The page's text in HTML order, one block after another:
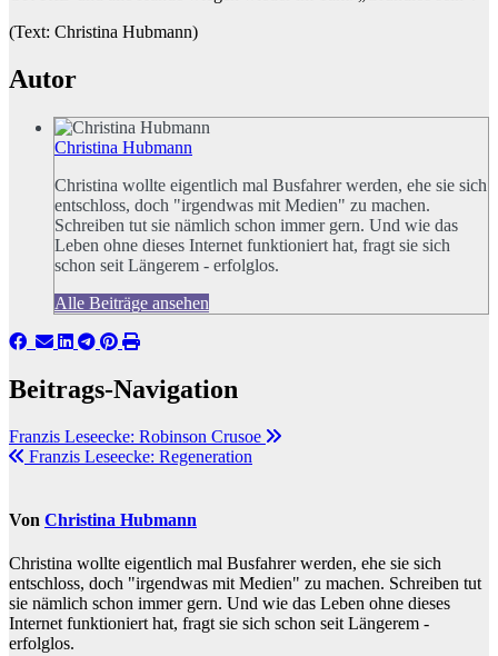
(Text: Christina Hubmann)
Autor
Christina Hubmann
Christina wollte eigentlich mal Busfahrer werden, ehe sie sich
entschloss, doch "irgendwas mit Medien" zu machen.
Schreiben tut sie nämlich schon immer gern. Und wie das
Leben ohne dieses Internet funktioniert hat, fragt sie sich
schon seit Längerem - erfolglos.
Alle Beiträge ansehen
Beitrags-Navigation
Franzis Leseecke: Robinson Crusoe
Franzis Leseecke: Regeneration
Von Christina Hubmann
Christina wollte eigentlich mal Busfahrer werden, ehe sie sich
entschloss, doch "irgendwas mit Medien" zu machen. Schreiben tut
sie nämlich schon immer gern. Und wie das Leben ohne dieses
Internet funktioniert hat, fragt sie sich schon seit Längerem -
erfolglos.